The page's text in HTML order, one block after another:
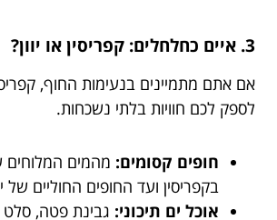
3. איים כחלחלים: קפריסין או יוון?
אם אתם מתמיינים בנעימות החוף, קפריסין
לספק לכם חוויות בלתי נשכחות.
חופים קסומים: מהמים המלוחים
בקפריסין ועד החופים החוליים של
אוכל ים תיכוני: גבינת פטה, סלט